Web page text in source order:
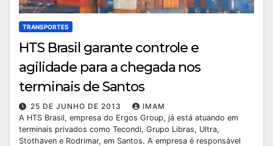
TRANSPORTES
HTS Brasil garante controle e
agilidade para a chegada nos
terminais de Santos
25 DE JUNHO DE 2013
IMAM
A HTS Brasil, empresa do Ergos Group, já está atuando em
terminais privados como Tecondi, Grupo Libras, Ultra,
Stothaven e Rodrimar, em Santos. A empresa é responsável